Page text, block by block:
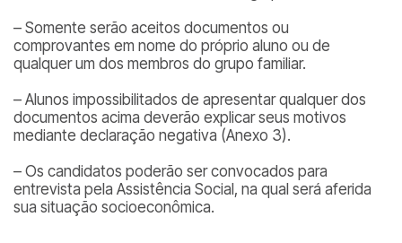
– Somente serão aceitos documentos ou
comprovantes em nome do próprio aluno ou de
qualquer um dos membros do grupo familiar.
– Alunos impossibilitados de apresentar qualquer dos
documentos acima deverão explicar seus motivos
mediante declaração negativa (Anexo 3).
– Os candidatos poderão ser convocados para
entrevista pela Assistência Social, na qual será aferida
sua situação socioeconômica.